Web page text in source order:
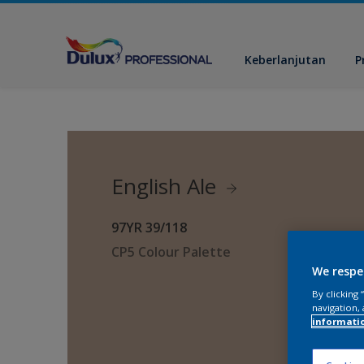
Keberlanjutan
English Ale
97YR 39/118
CP5 Colour Palette
We
By clicking
navigation,